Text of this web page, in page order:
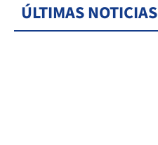
ÚLTIMAS NOTICIAS